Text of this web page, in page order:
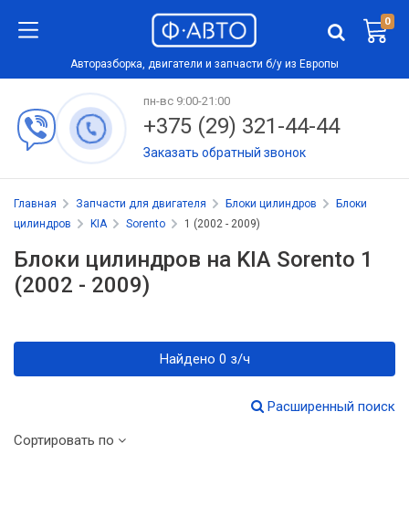
0
Авторазборка, двигатели и запчасти б/у из Европы
пн-вс 9:00-21:00
+375 (29) 321-44-44
Заказать обратный звонок
Главная Запчасти для двигателя Блоки цилиндров
Блоки
цилиндров
KIA Sorento 1 (2002 - 2009)
Блоки цилиндров на KIA Sorento 1
(2002 - 2009)
Найдено 0 з/ч
Расширенный поиск
Сортировать по